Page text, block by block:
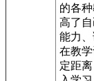
的各
高了
能力
在教
定距